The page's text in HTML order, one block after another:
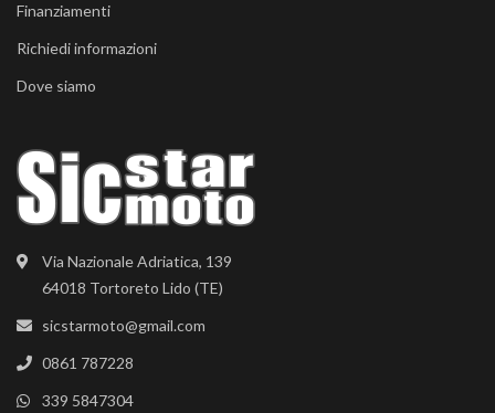
Via Nazionale Adriatica, 139
64018 Tortoreto Lido (TE)
sicstarmoto@gmail.com
0861 787228
339 5847304
Finanziamenti
Richiedi informazioni
Dove siamo